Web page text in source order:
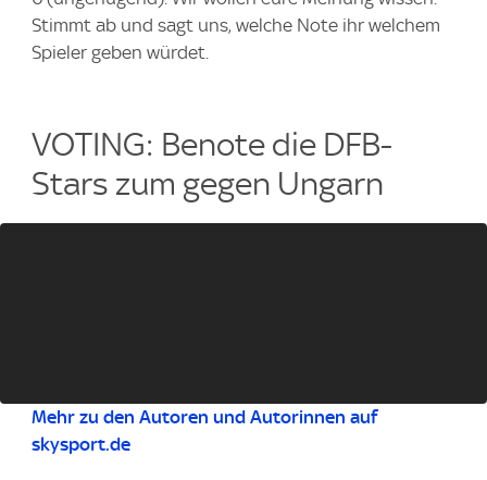
Stimmt ab und sagt uns, welche Note ihr welchem
Spieler geben würdet.
VOTING: Benote die DFB-
Stars zum gegen Ungarn
Mehr zu den Autoren und Autorinnen auf
skysport.de